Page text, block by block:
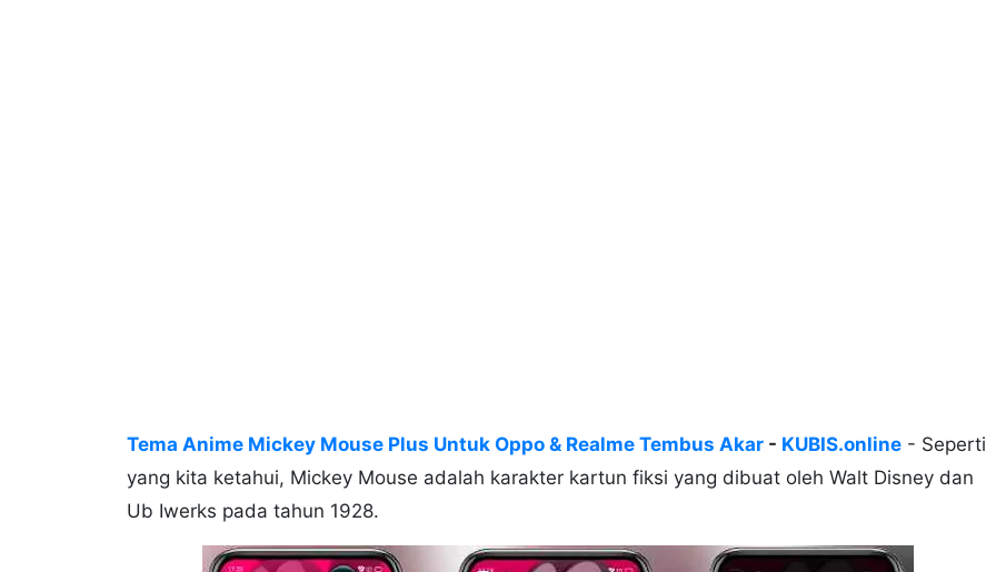
Tema Anime Mickey Mouse Plus Untuk Oppo & Realme Tembus Akar - KUBIS.online - Seperti
yang kita ketahui, Mickey Mouse adalah karakter kartun fiksi yang dibuat oleh Walt Disney dan
Ub Iwerks pada tahun 1928.